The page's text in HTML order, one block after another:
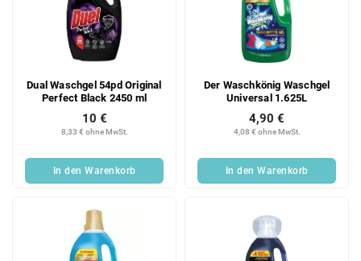
Dual Waschgel 54pd Original
Perfect Black 2450 ml
8,33 € ohne MwSt.
10 €
In den Warenkorb
Der Waschkönig Waschgel
Universal 1.625L
4,08 € ohne MwSt.
4,90 €
In den Warenkorb